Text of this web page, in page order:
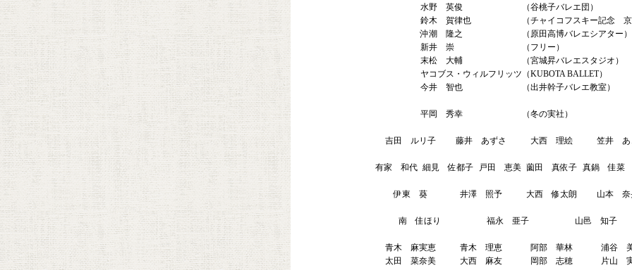
水野 英俊
（谷桃子バレエ団）
鈴木 賀律也
（チャイコフスキー記念
沖潮 隆之
（原田高博バレエシアター）
新井 崇
（フリー）
末松 大輔
（宮城昇バレエスタジオ）
ヤコブス・ウィルフリッツ （KUBOTA BALLET）
今井 智也
（出井幹子バレエ教室）
平岡 秀幸 （冬の実社）
吉田 ルリ子 藤井 あずさ 大西 理絵 笠井 あ
有家 和代 細見 佐都子 戸田 恵美 薗田 真依子 真鍋 佳菜
伊東 葵 井澤 照予 大西 修太朗 山本 奈
南 佳ほり 福永 亜子 山邑 知子
青木 麻実恵 青木 理恵 阿部 華林
浦谷
太田 菜奈美
大西 麻友 岡部 志穂
片山